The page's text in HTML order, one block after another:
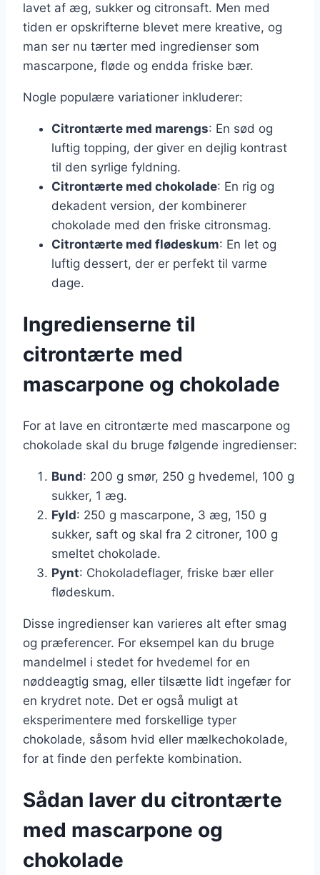
lavet af æg, sukker og citronsaft. Men med
tiden er opskrifterne blevet mere kreative, og
man ser nu tærter med ingredienser som
mascarpone, fløde og endda friske bær.
Nogle populære variationer inkluderer:
Citrontærte med marengs: En sød og
luftig topping, der giver en dejlig kontrast
til den syrlige fyldning.
Citrontærte med chokolade: En rig og
dekadent version, der kombinerer
chokolade med den friske citronsmag.
Citrontærte med flødeskum: En let og
luftig dessert, der er perfekt til varme
dage.
Ingredienserne til
citrontærte med
mascarpone og chokolade
For at lave en citrontærte med mascarpone og
chokolade skal du bruge følgende ingredienser:
Bund: 200 g smør, 250 g hvedemel, 100 g
sukker, 1 æg.
Fyld: 250 g mascarpone, 3 æg, 150 g
sukker, saft og skal fra 2 citroner, 100 g
smeltet chokolade.
Pynt: Chokoladeflager, friske bær eller
flødeskum.
Disse ingredienser kan varieres alt efter smag
og præferencer. For eksempel kan du bruge
mandelmel i stedet for hvedemel for en
nøddeagtig smag, eller tilsætte lidt ingefær for
en krydret note. Det er også muligt at
eksperimentere med forskellige typer
chokolade, såsom hvid eller mælkechokolade,
for at finde den perfekte kombination.
Sådan laver du citrontærte
med mascarpone og
chokolade